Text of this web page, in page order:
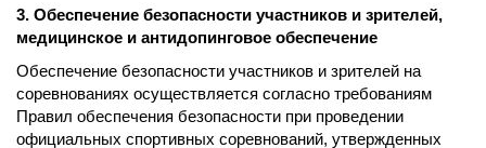
3. Обеспечение безопасности участников и зрителей,
медицинское и антидопинговое обеспечение
Обеспечение безопасности участников и зрителей на
соревнованиях осуществляется согласно требованиям
Правил обеспечения безопасности при проведении
официальных спортивных соревнований, утвержденных